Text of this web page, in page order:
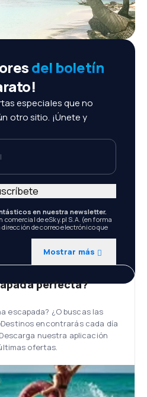
del boletín
especiales que no
otro sitio. ¡Únete y
en nuestra newsletter.
de eSky.pl S.A. (en forma
de correo electrónico que
Mostrar más
perfecta?
escapada? ¿O buscas las
encontrarás cada día
nuestra aplicación
ofertas.